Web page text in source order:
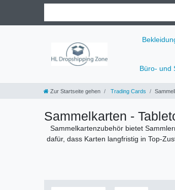
Büro- und
Zur Startseite gehen Trading Cards
Sammelkarten -
Sammelkartenzubehör bietet
dafür, dass Karten langfristig in Top-